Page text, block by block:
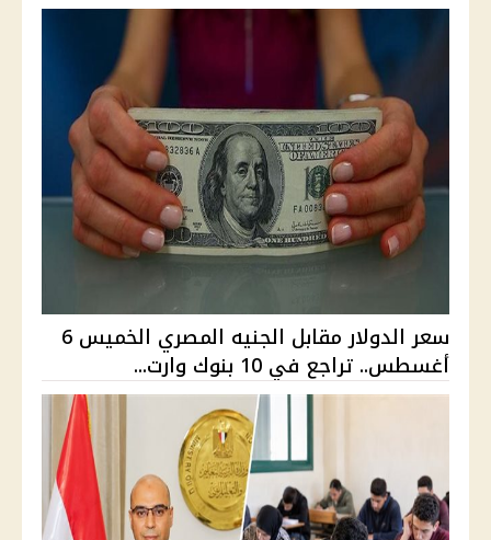
سعر الدولار مقابل الجنيه المصري الخميس 6
أغسطس.. تراجع في 10 بنوك وارت...